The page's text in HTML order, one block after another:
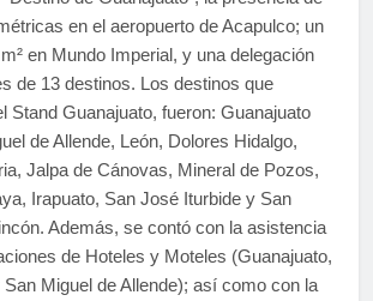
en el aeropuerto de Acapulco; un
en Mundo Imperial, y una delegación
de 13 destinos. Los destinos que
Stand Guanajuato, fueron: Guanajuato
de Allende, León, Dolores Hidalgo,
Jalpa de Cánovas, Mineral de Pozos,
Irapuato, San José Iturbide y San
Además, se contó con la asistencia
de Hoteles y Moteles (Guanajuato,
San Miguel de Allende); así como con la